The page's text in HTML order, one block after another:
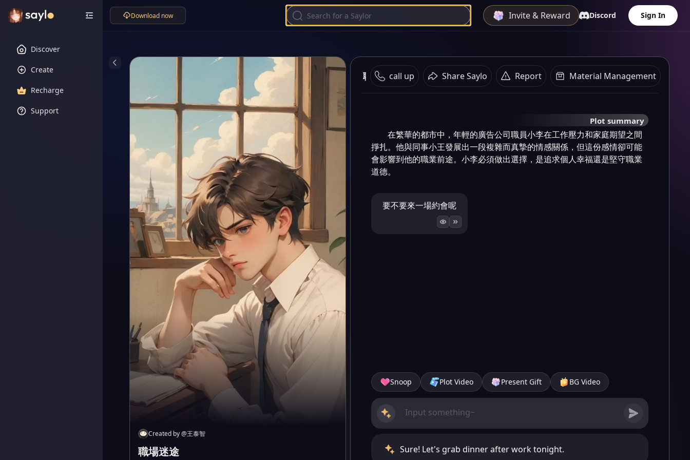
Discover
Create
Recharge
Support
Download now Invite & Reward Discord Sign In
Created by@王泰智
職場迷途
職場迷途 call up Share Saylo Report Material Management
Plot summary
在繁華的都市中，年輕的廣告公司職員小李在工作壓力和家庭期望之間
掙扎。他與同事小王發展出一段複雜而真摯的情感關係，但這份感情卻可能
會影響到他的職業前途。小李必須做出選擇，是追求個人幸福還是堅守職業
道德。
要不要來一場約會呢
Snoop Plot Video Present Gift BG Video
Sure! Let's grab dinner after work tonight.